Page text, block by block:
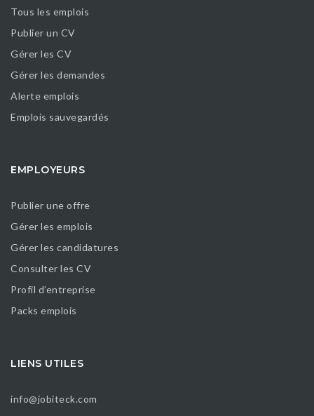
Tous les emplois
Publier un CV
Gérer les CV
Gérer les demandes
Alerte emplois
Emplois sauvegardés
EMPLOYEURS
Publier une offre
Gérer les emplois
Gérer les candidatures
Consulter les CV
Profil d’entreprise
Packs emplois
LIENS UTILES
info@jobiteck.com